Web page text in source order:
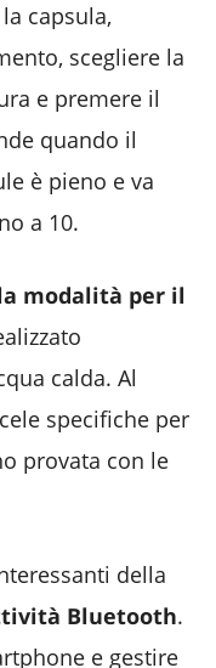
capsula,
scegliere la
e premere il
quando il
è pieno e va
a 10.
modalità per il
calda. Al
specifiche per
provata con le
della
Bluetooth.
e gestire